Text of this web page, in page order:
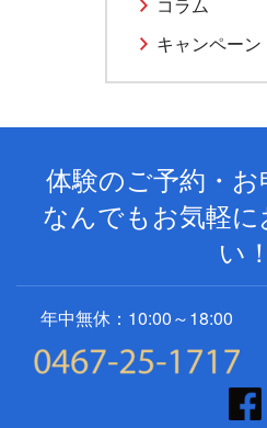
コラム
キャンペーン
体験のご予約・
なんでもお気軽
い！
年中無休：10:00～18:00